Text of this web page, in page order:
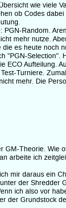
wie viele
ob Codes
Random.
mehr nutze.
es heute noch
"PGN-
ECO Aufteilung.
Turniere.
mehr. Die
Theorie.
arbeite ich
mir daraus ein
der
ich also vor
der Grundstock